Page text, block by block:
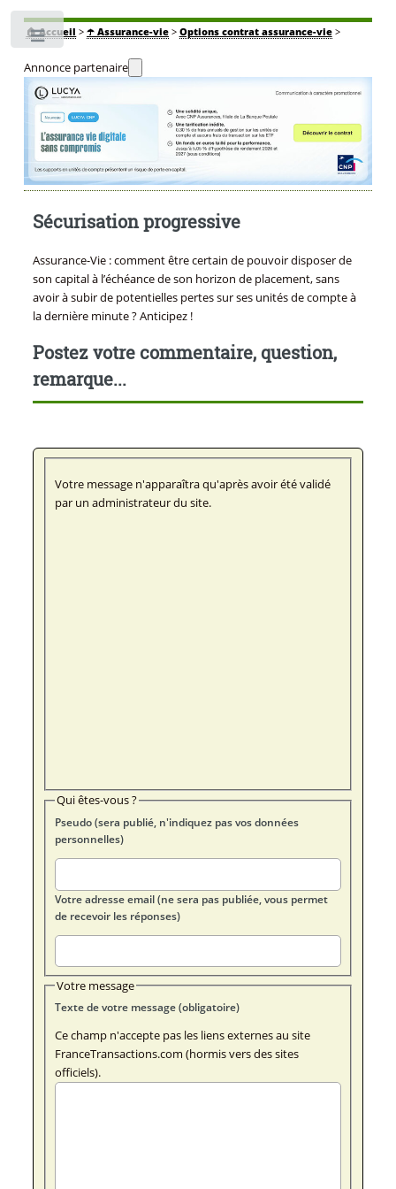
🏠Accueil > ☂️ Assurance-vie> Options contrat assurance-vie>
Annonce partenaire
Sécurisation progressive
Assurance-Vie : comment être certain de pouvoir disposer de
son capital à l’échéance de son horizon de placement, sans
avoir à subir de potentielles pertes sur ses unités de compte à
la dernière minute ? Anticipez !
Postez votre commentaire, question,
remarque...
Votre message n'apparaîtra qu'après avoir été validé
par un administrateur du site.
Qui êtes-vous ?
Pseudo (sera publié, n'indiquez pas vos données
personnelles)
Votre adresse email (ne sera pas publiée, vous permet
de recevoir les réponses)
Votre message
Texte de votre message (obligatoire)
Ce champ n'accepte pas les liens externes au site
FranceTransactions.com (hormis vers des sites
officiels).
Toggle